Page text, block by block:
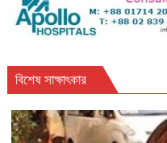
বিশেষ সাক্ষাৎকার